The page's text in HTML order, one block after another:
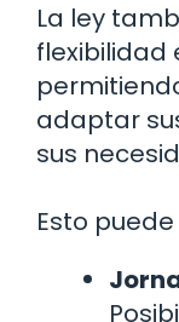
La ley
flexibilidad
adaptar
sus
Esto puede